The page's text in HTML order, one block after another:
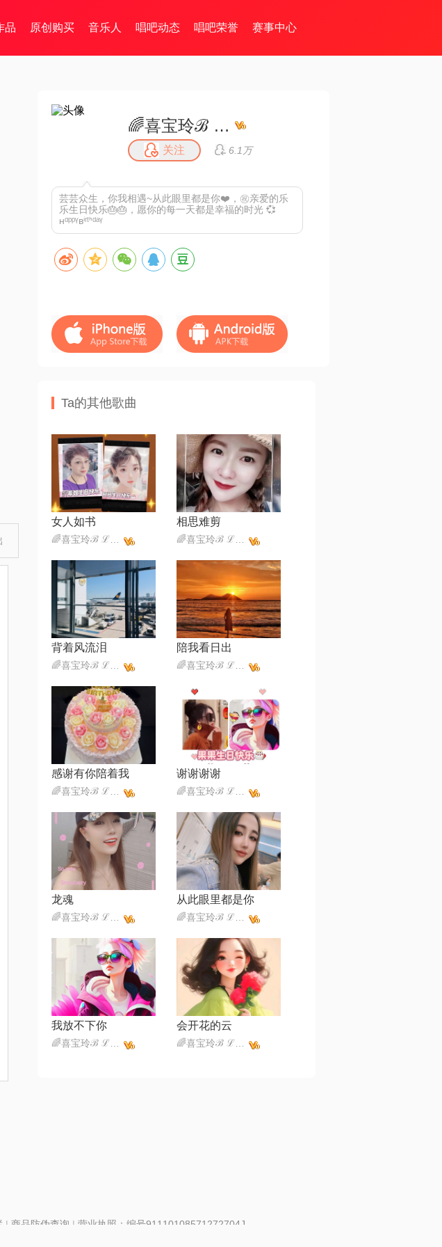
品 原创购买 音乐人 唱吧动态 唱吧荣誉 赛事中心
🌈喜宝玲ℬ ℒ 🕊️
关注 6.1万
芸芸众生，你我相遇~从此眼里都是你❤️，㊗️亲爱的乐
乐生日快乐🎂🎂，愿你的每一天都是幸福的时光 💞
ʜᵅᵖᵖᵞʙⁱʳᵗᑋᵈᵃᵞ
Ta的其他歌曲
女人如书 相思难剪
背着风流泪 陪我看日出
感谢有你陪着我 谢谢谢谢
龙魂 从此眼里都是你
我放不下你 会开花的云
| 商品防伪查询 | 营业执照：编号91110108571272704J